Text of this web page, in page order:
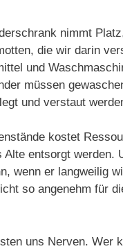
nimmt
die wir darin
und
müssen
und verstaut
kostet
entsorgt werden.
wenn er langweilig
so angenehm für
uns Nerven. Wer